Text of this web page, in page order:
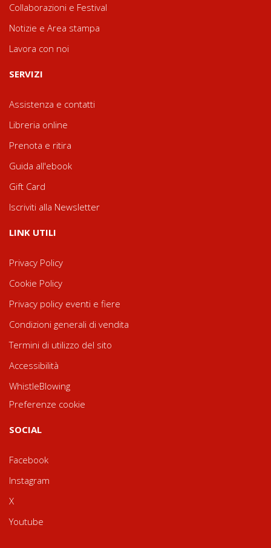
Collaborazioni e Festival
Notizie e Area stampa
Lavora con noi
SERVIZI
Assistenza e contatti
Libreria online
Prenota e ritira
Guida all'ebook
Gift Card
Iscriviti alla Newsletter
LINK UTILI
Privacy Policy
Cookie Policy
Privacy policy eventi e fiere
Condizioni generali di vendita
Termini di utilizzo del sito
Accessibilità
WhistleBlowing
Preferenze cookie
SOCIAL
Facebook
Instagram
X
Youtube